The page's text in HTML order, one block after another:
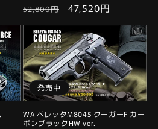
通
常
格
52,800円
セ
ー
ル
価
格
47,520円
発売中
WA ベレッタM8045 クーガーF カー
ボンブラックHW ver.